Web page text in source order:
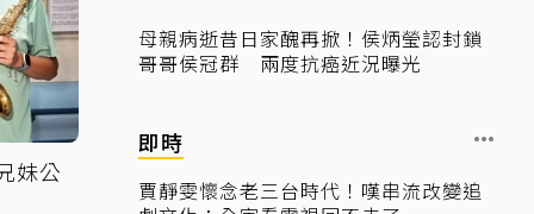
妹公
母親病逝昔日家醜再掀！侯炳瑩認封鎖
哥哥侯冠群 兩度抗癌近況曝光
即時
賈靜雯懷念老三台時代！嘆串流改變追